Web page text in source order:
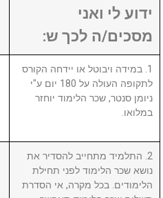
ידוע לי ואני
מסכים/ה לכך ש:
1. במידה ויבוטל או יידחה הקורס
לתקופה העולה על 180 יום ע"י
ניומן סנטר, שכר הלימוד יוחזר
במלואו.
2. התלמיד מתחייב להסדיר את
נושא שכר הלימוד לפני תחילת
הלימודים. בכל מקרה, אי הסדרת